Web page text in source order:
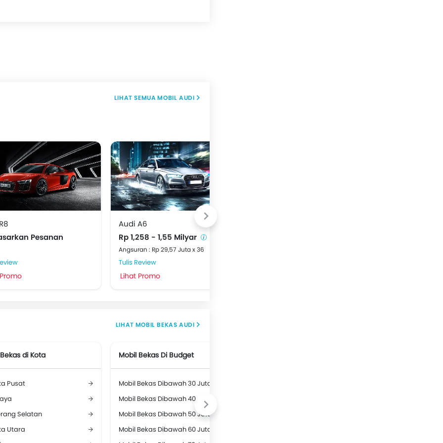
Pesanan
Audi A6
Rp 1,258 - 1,55 Milyar
Angsuran : Rp 29,57 Juta x 36
Tulis Review
Lihat Promo
MOBIL AUDI
di Kota
Pusat
Selatan
Utara
Mobil Bekas Di Budget
Mobil Bekas Dibawah 30 Juta
Mobil Bekas Dibawah 40 Juta
Mobil Bekas Dibawah 50 Juta
Mobil Bekas Dibawah 60 Juta
MOBIL BEKAS AUDI